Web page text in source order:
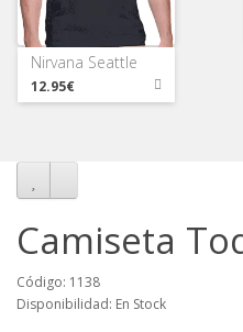
Nirvana Seattle
12.95€
Camiseta
Código: 1138
Disponibilidad: En Stock